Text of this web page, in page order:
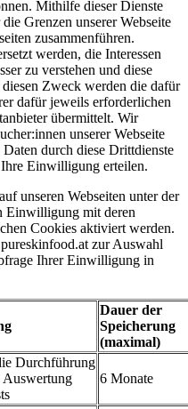
Mithilfe dieser Dienste
Grenzen unserer Webseite
zusammenführen.
werden, die Interessen
zu verstehen und diese
Zweck werden die dafür
dafür jeweils erforderlichen
übermittelt. Wir
unserer Webseite
durch diese Drittdienste
Einwilligung erteilen.
unseren Webseiten unter der
Einwilligung mit deren
Cookies aktiviert werden.
zur Auswahl
Ihrer Einwilligung in
Dauer der
Speicherung
(maximal)
Durchführung
Auswertung
6 Monate